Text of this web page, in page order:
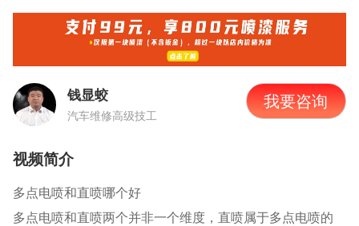
钱显蛟
汽车维修高级技工
我要咨询
视频简介
多点电喷和直喷哪个好
多点电喷和直喷两个并非一个维度，直喷属于多点电喷的